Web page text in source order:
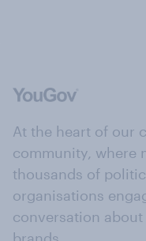
At the heart of our
community, where
thousands of
organisations
conversation